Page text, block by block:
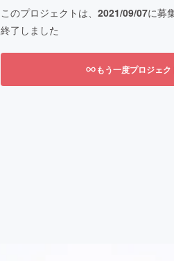
このプロジェクトは、 2021/09/07に募
終了しました
もう一度プロジェ